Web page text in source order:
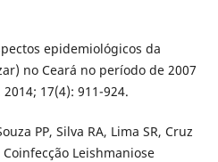
epidemiológicos da
no Ceará no período de 2007
17(4): 911-924.
PP, Silva RA, Lima SR, Cruz
Coinfecção Leishmaniose